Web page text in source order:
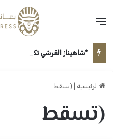
الرئيسية (تسقط
(تسقط